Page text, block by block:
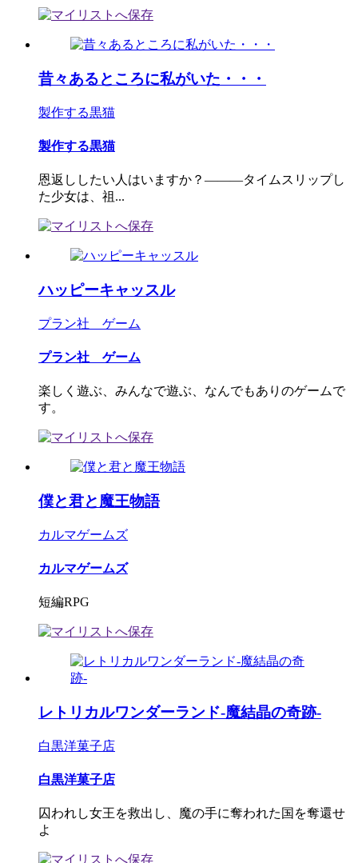
昔々あるところに私がいた・・・
製作する黒猫
製作する黒猫
恩返ししたい人はいますか？―――タイムスリップし
た少女は、祖...
ハッピーキャッスル
プラン社 ゲーム
プラン社 ゲーム
楽しく遊ぶ、みんなで遊ぶ、なんでもありのゲームで
す。
僕と君と魔王物語
カルマゲームズ
カルマゲームズ
短編RPG
レトリカルワンダーランド-魔結晶の奇跡-
白黒洋菓子店
白黒洋菓子店
囚われし女王を救出し、魔の手に奪われた国を奪還せ
よ